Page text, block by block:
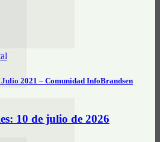
2021 – Comunidad InfoBrandsen
10 de julio de 2026